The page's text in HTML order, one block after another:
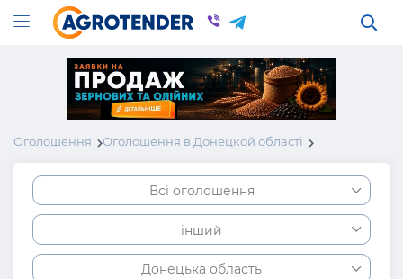
Оголошення Оголошення в Донецкой області
Всі оголошення
інший
Донецька область